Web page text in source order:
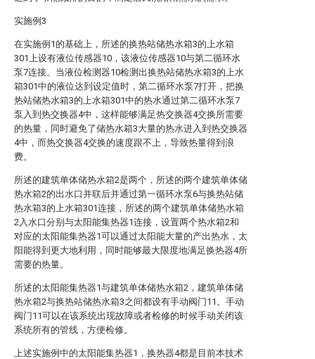
实施例3
在实施例1的基础上，所述的换热站储热水箱3的上水箱
301上设有液位传感器10，该液位传感器10与第二循环水
泵7连接。当液位检测器10检测出换热站储热水箱3的上水
箱301中的液位达到设定值时，第二循环水泵7打开，把换
热站储热水箱3的上水箱301中的热水通过第二循环水泵7
泵入到热交换器4中，这样能够满足热交换器4交换所需要
的热量，同时避免了储热水箱3大量的热水进入到热交换器
4中，而热交换器4交换的速度跟不上，导致热量得到浪
费。
所述的建筑单体储热水箱2是两个，所述的两个建筑单体储
热水箱2的出水口并联后并通过第一循环水泵6与换热站储
热水箱3的上水箱301连接，所述的两个建筑单体储热水箱
2入水口分别与太阳能集热器1连接，设置两个热水箱2和
对应的太阳能集热器1可以通过太阳能大量的产出热水，太
阳能得到更大地利用，同时能够最大限度地满足换热器4所
需要的热量。
所述的太阳能集热器1与建筑单体储热水箱2，建筑单体储
热水箱2与换热站储热水箱3之间都设有手动阀门11。手动
阀门11可以在该系统出现故障或者检修的时候手动关闭该
系统所有的管线，方便检修。
上述实施例中的太阳能集热器1，换热器4都是目前本技术